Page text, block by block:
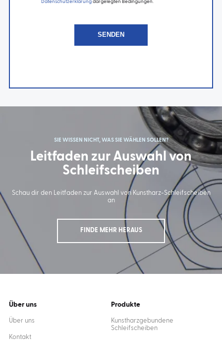
Datenschutzerklärungdargelegten Bedingungen.
SIE WISSEN NICHT, WAS SIE WÄHLEN SOLLEN?
Leitfaden zur Auswahl von
Schleifscheiben
Schau dir den Leitfaden zur Auswahl von Kunstharz-Schleifscheiben
an
FINDE MEHR HERAUS
Über uns
Über uns
Kontakt
Produkte
Kunstharzgebundene
Schleifscheiben